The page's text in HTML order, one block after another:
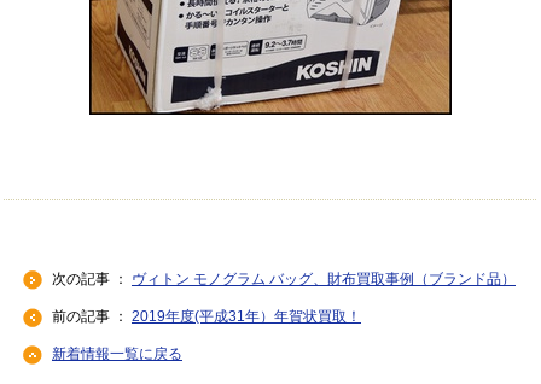
次の記事 ： ヴィトン モノグラム バッグ、財布買取事例（ブランド品）
前の記事 ： 2019年度(平成31年）年賀状買取！
新着情報一覧に戻る